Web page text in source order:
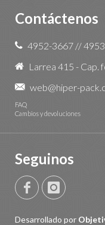
Contáctenos
4952-3667 //
Larrea 415 - Cap.
web@hiper-
FAQ
Cambios y devoluciones
Seguinos
Desarrollado por